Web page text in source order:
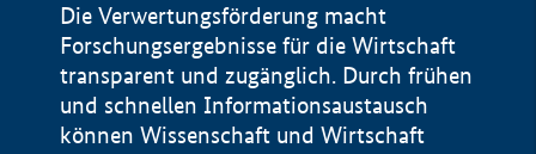
Die Verwertungsförderung macht
Forschungsergebnisse für die Wirtschaft
transparent und zugänglich. Durch frühen
und schnellen Informationsaustausch
können Wissenschaft und Wirtschaft